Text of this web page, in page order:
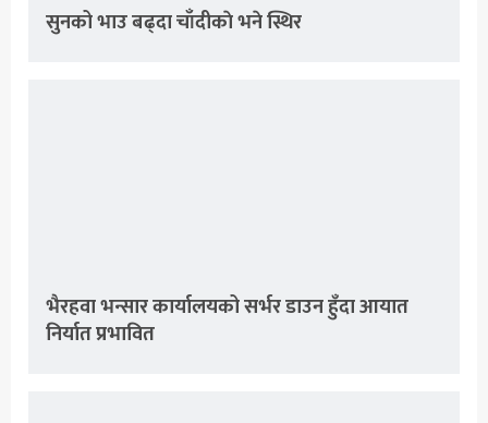
सुनको भाउ बढ्दा चाँदीकाे भने स्थिर
भैरहवा भन्सार कार्यालयको सर्भर डाउन हुँदा आयात
निर्यात प्रभावित